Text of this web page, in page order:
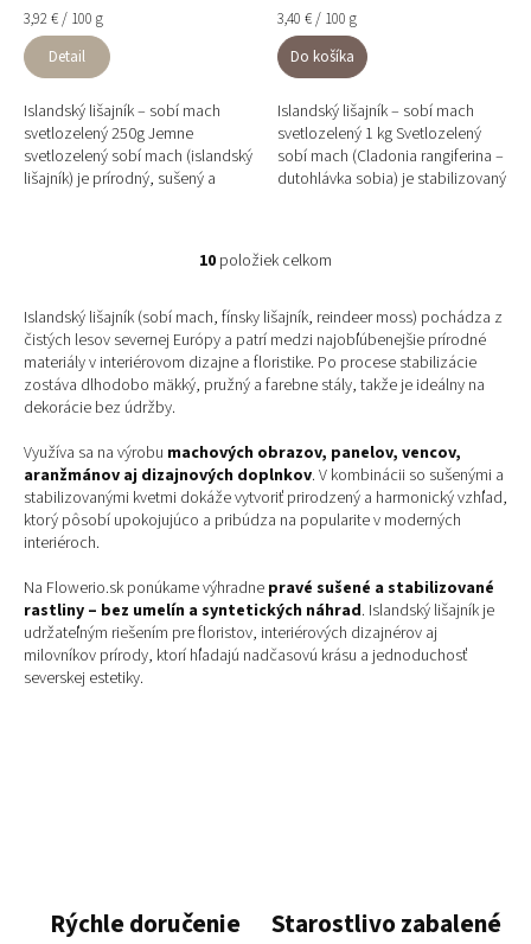
Jednotková
cena:
3,92 € / 100 g
Detail
Islandský lišajník – sobí mach
svetlozelený 250g Jemne
svetlozelený sobí mach (islandský
lišajník) je prírodný, sušený a
Jednotková
cena:
3,40 € / 100 g
Do košíka
Islandský lišajník – sobí mach
svetlozelený 1 kg Svetlozelený
sobí mach (Cladonia rangiferina –
dutohlávka sobia) je stabilizovaný
O
l
á
d
a
e
p
r
v
v
ý
p
i
10 položiek celkom
Islandský lišajník (sobí mach, fínsky lišajník, reindeer moss) pochádza z
čistých lesov severnej Európy a patrí medzi najobľúbenejšie prírodné
materiály v interiérovom dizajne a floristike. Po procese stabilizácie
zostáva dlhodobo mäkký, pružný a farebne stály, takže je ideálny na
dekorácie bez údržby.
Využíva sa na výrobu machových obrazov, panelov, vencov,
aranžmánov aj dizajnových doplnkov. V kombinácii so sušenými a
stabilizovanými kvetmi dokáže vytvoriť prirodzený a harmonický vzhľad,
ktorý pôsobí upokojujúco a pribúdza na popularite v moderných
interiéroch.
Na Flowerio.sk ponúkame výhradne pravé sušené a stabilizované
rastliny – bez umelín a syntetických náhrad. Islandský lišajník je
udržateľným riešením pre floristov, interiérových dizajnérov aj
milovníkov prírody, ktorí hľadajú nadčasovú krásu a jednoduchosť
severskej estetiky.
Rýchle doručenie Starostlivo zabalené